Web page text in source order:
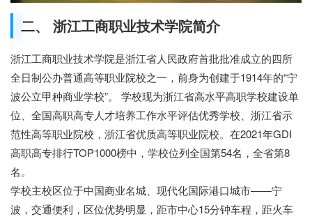
二、 浙江工商职业技术学院简介
浙江工商职业技术学院是浙江省人民政府首批批准成立的四所
全日制公办普通高等职业院校之一，前身为创建于1914年的“宁
波公立甲种商业学校”。 学校现为浙江省高水平高职学校建设单
位、全国高职高专人才培养工作水平评估优秀学校、浙江省示
范性高等职业院校，浙江省优质高等职业院校。在2021年GDI
高职高专排行TOP1000榜中，学校位列全国第54名，全省第8
名。
学校主校区位于中国商业名城、现代化国际港口城市——宁
波，交通便利，区位优势明显，距市中心15分钟车程，距火车